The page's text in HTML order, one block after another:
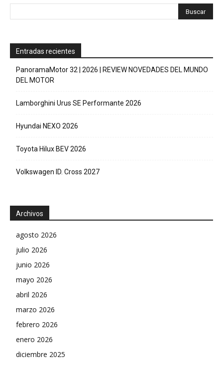
Entradas recientes
PanoramaMotor 32 | 2026 | REVIEW NOVEDADES DEL MUNDO
DEL MOTOR
Lamborghini Urus SE Performante 2026
Hyundai NEXO 2026
Toyota Hilux BEV 2026
Volkswagen ID. Cross 2027
Archivos
agosto 2026
julio 2026
junio 2026
mayo 2026
abril 2026
marzo 2026
febrero 2026
enero 2026
diciembre 2025